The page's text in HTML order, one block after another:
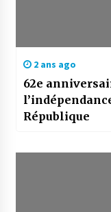
2 ans ago
62e
République